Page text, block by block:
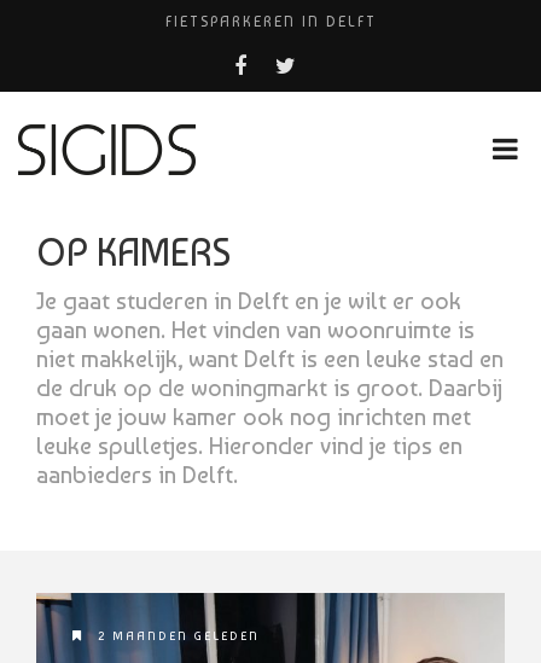
FIETSPARKEREN IN DELFT
PIZZERIA POMPEÏ ￼
COCKTAILS ON THE SPOT!
OP KAMERS
Je gaat studeren in Delft en je wilt er ook
gaan wonen. Het vinden van woonruimte is
niet makkelijk, want Delft is een leuke stad en
de druk op de woningmarkt is groot. Daarbij
moet je jouw kamer ook nog inrichten met
leuke spulletjes. Hieronder vind je tips en
aanbieders in Delft.
2 MAANDEN GELEDEN